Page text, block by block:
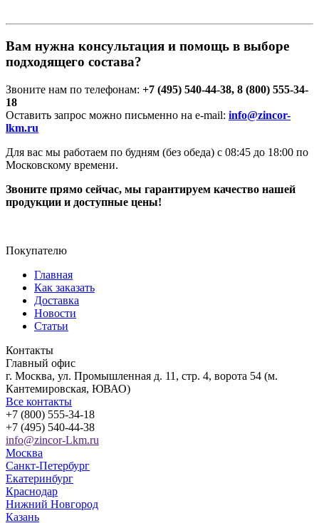
Вам нужна консультация и помощь в выборе
подходящего состава?
Звоните нам по телефонам: +7 (495) 540-44-38, 8 (800) 555-34-
18
Оставить запрос можно письменно на e-mail: info@zincor-
lkm.ru​
Для вас мы работаем по будням (без обеда) с 08:45 до 18:00 по
Московскому времени.
Звоните прямо сейчас, мы гарантируем качество нашей
продукции и доступные цены!
Покупателю
Главная
Как заказать
Доставка
Новости
Статьи
Контакты
Главный офис
г. Москва, ул. Промышленная д. 11, стр. 4, ворота 54 (м.
Кантемировская, ЮВАО)
Все контакты
+7 (800) 555-34-18
+7 (495) 540-44-38
info@zincor-Lkm.ru
Москва
Санкт-Петербург
Екатеринбург
Краснодар
Нижний Новгород
Казань